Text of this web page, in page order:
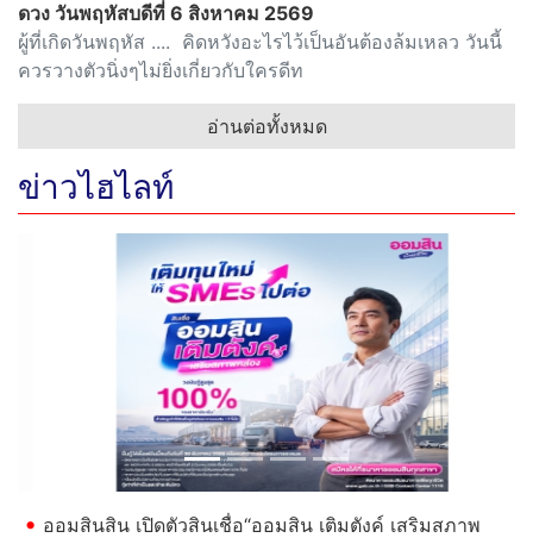
ดวง วันพฤหัสบดีที่ 6 สิงหาคม 2569
ผู้ที่เกิดวันพฤหัส .... คิดหวังอะไรไว้เป็นอันต้องล้มเหลว วันนี้
ควรวางตัวนิ่งๆไม่ยิ่งเกี่ยวกับใครดีท
อ่านต่อทั้งหมด
ข่าวไฮไลท์
ออมสินสิน เปิดตัวสินเชื่อ“ออมสิน เติมตังค์ เสริมสภาพ